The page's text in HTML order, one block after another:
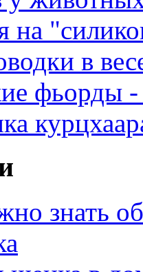
на
в
фьорды
знать